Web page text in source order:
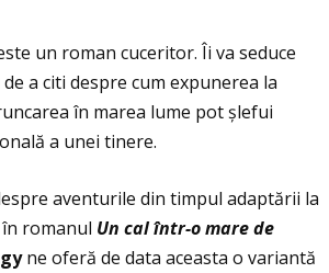
un roman cuceritor. Îi va seduce
a citi despre cum expunerea la
în marea lume pot șlefui
a unei tinere.
aventurile din timpul adaptării la
romanul Un calîntr-o mare de
ne oferă de data aceasta o variantă